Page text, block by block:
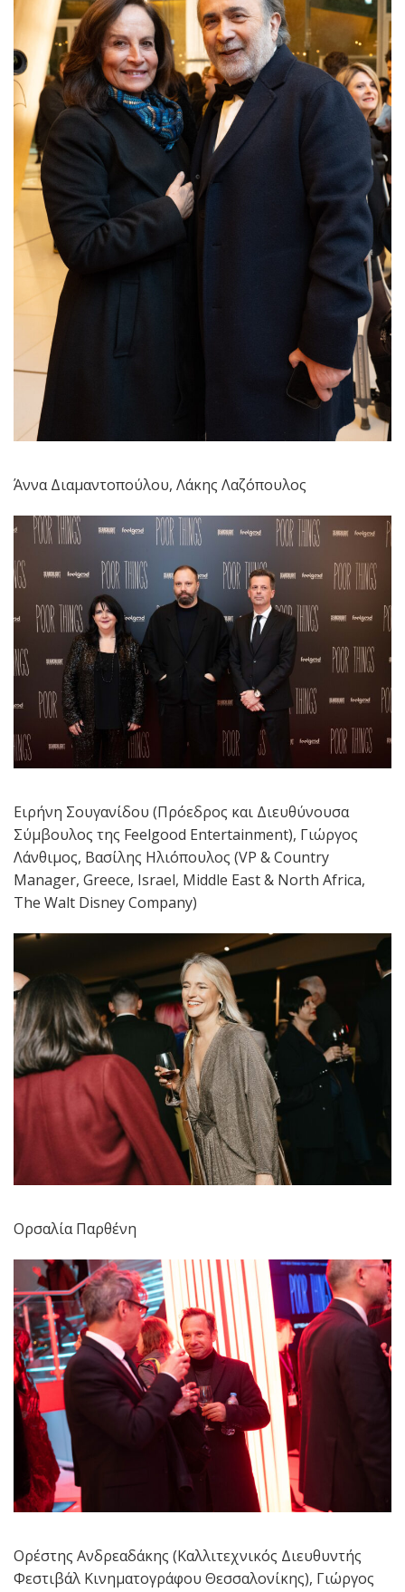
Άννα Διαμαντοπούλου, Λάκης Λαζόπουλος
Ειρήνη Σουγανίδου (Πρόεδρος και Διευθύνουσα
Σύμβουλος της Feelgood Entertainment), Γιώργος
Λάνθιμος, Βασίλης Ηλιόπουλος (VP & Country
Manager, Greece, Israel, Middle East & North Africa,
The Walt Disney Company)
Ορσαλία Παρθένη
Ορέστης Ανδρεαδάκης (Καλλιτεχνικός Διευθυντής
Φεστιβάλ Κινηματογράφου Θεσσαλονίκης), Γιώργος